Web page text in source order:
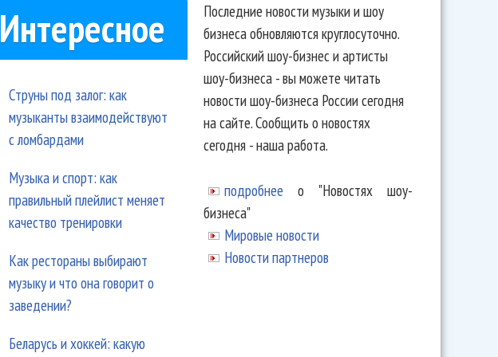
Интересное
Струны под залог: как
музыканты взаимодействуют
с ломбардами
Музыка и спорт: как
правильный плейлист меняет
качество тренировки
Как рестораны выбирают
музыку и что она говорит о
заведении?
Беларусь и хоккей: какую
Последние новости музыки и шоу
бизнеса обновляются круглосуточно.
Российский шоу-бизнес и артисты
шоу-бизнеса - вы можете читать
новости шоу-бизнеса России сегодня
на сайте. Сообщить о новостях
сегодня - наша работа.
подробнее о "Новостях шоу-
бизнеса"
Мировые новости
Новости партнеров